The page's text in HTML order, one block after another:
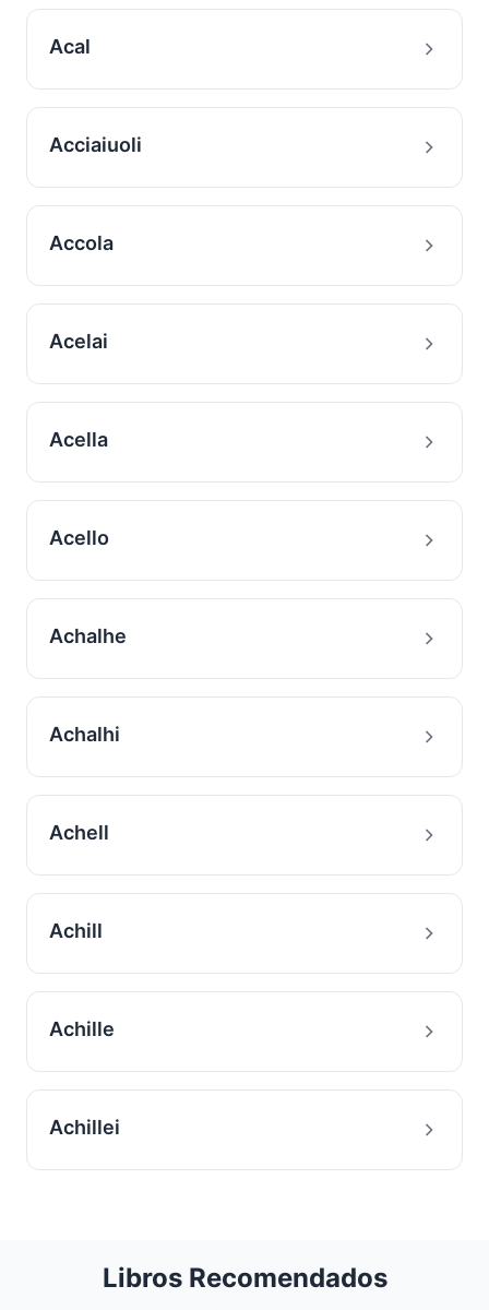
Acal
Acciaiuoli
Accola
Acelai
Acella
Acello
Achalhe
Achalhi
Achell
Achill
Achille
Achillei
Libros Recomendados